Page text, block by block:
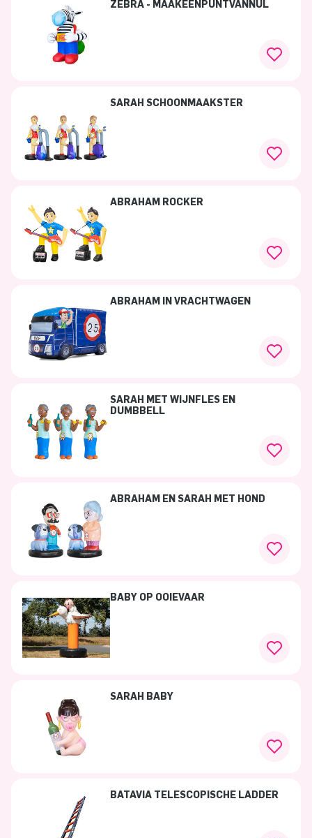
ZEBRA - MAAKEENPUNTVANNUL
SARAH SCHOONMAAKSTER
ABRAHAM ROCKER
ABRAHAM IN VRACHTWAGEN
SARAH MET WIJNFLES EN
DUMBBELL
ABRAHAM EN SARAH MET HOND
BABY OP OOIEVAAR
SARAH BABY
BATAVIA TELESCOPISCHE LADDER